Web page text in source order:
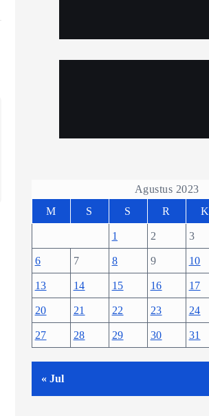
Agustus 2023
M
S S R K
1 2 3
6 7 8 9 10
13 14 15 16 17
20 21 22 23 24
27 28 29 30 31
« Jul